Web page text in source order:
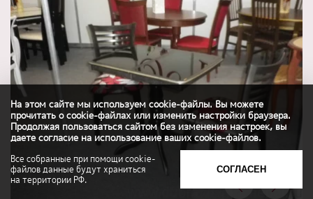
На этом сайте мы используем cookie-файлы. Вы можете
прочитать о cookie-файлах или изменить настройки браузера.
Продолжая пользоваться сайтом без изменения настроек, вы
даете согласие на использование ваших cookie-файлов.
Все собранные при помощи cookie-
файлов данные будут храниться
на территории РФ.
СОГЛАСЕН